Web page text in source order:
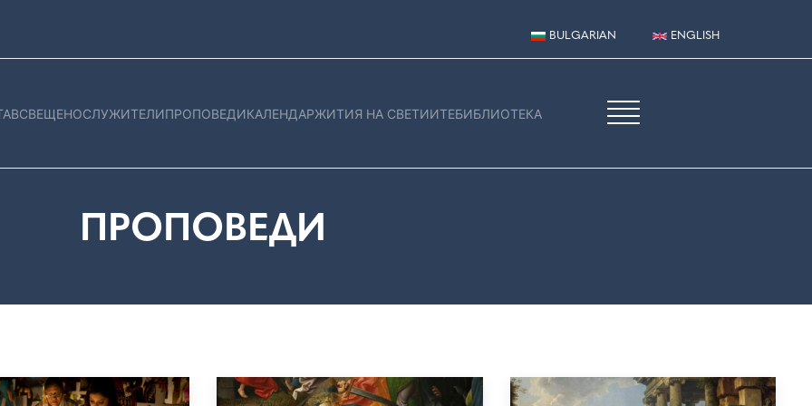
BULGARIAN ENGLISH
СВЕЩЕНОСЛУЖИТЕЛИПРОПОВЕДИКАЛЕНДАРЖИТИЯ НА СВЕТИИТЕБИБЛИОТЕКА
ПРОПОВЕДИ